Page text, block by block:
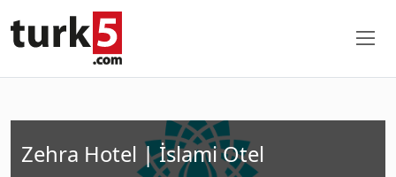
Zehra Hotel | İslami Otel